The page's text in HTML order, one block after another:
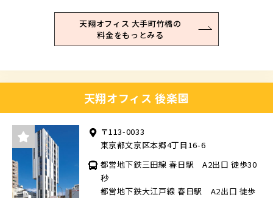
天翔オフィス 大手町竹橋の
料金をもっとみる
天翔オフィス 後楽園
〒113-0033
東京都文京区本郷4丁目16-6
都営地下鉄三田線 春日駅 A2出口 徒歩30
秒
都営地下鉄大江戸線 春日駅 A2出口 徒歩